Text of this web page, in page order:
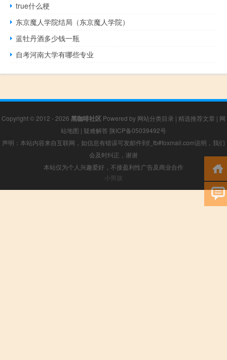
true什么梗
东京魔人学院结局（东京魔人学院）
蓝牡丹酒多少钱一瓶
自考河南大学有哪些专业
Copyright © 2012 - 2026 黑咖啡社区 Powered by 网站分类目录 | 精选推荐文章 | 网
站地图 | 疑难解答 陕ICP备05039492号
声明：本站内容来自互联网，如信息有错误可发邮件到f_fb#foxmail.com说明，我们
会及时纠正，谢谢
本站仅为个人兴趣爱好，不接盈利性广告及商业合作
小男孩